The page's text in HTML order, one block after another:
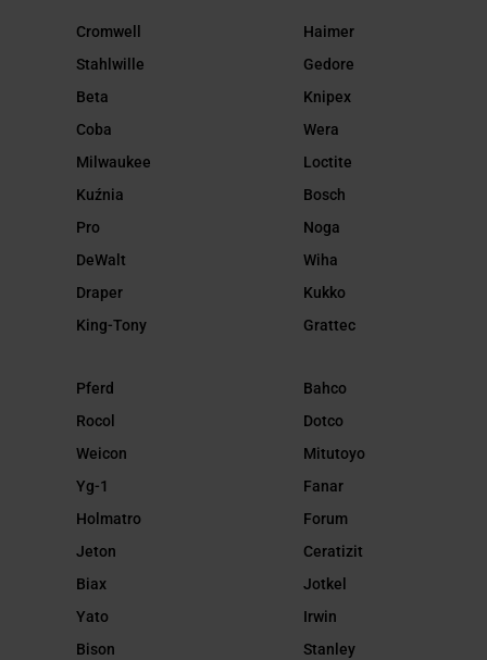
Cromwell
Stahlwille
Beta
Coba
Milwaukee
Kuźnia
Pro
DeWalt
Draper
King-Tony
Haimer
Gedore
Knipex
Wera
Loctite
Bosch
Noga
Wiha
Kukko
Grattec
Pferd
Rocol
Weicon
Yg-1
Holmatro
Jeton
Biax
Yato
Bison
Bahco
Dotco
Mitutoyo
Fanar
Forum
Ceratizit
Jotkel
Irwin
Stanley